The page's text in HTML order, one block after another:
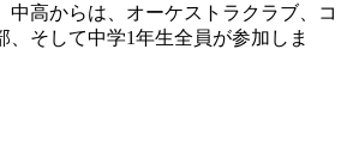
中高からは、オーケストラクラブ、コ
、そして中学1年生全員が参加しま